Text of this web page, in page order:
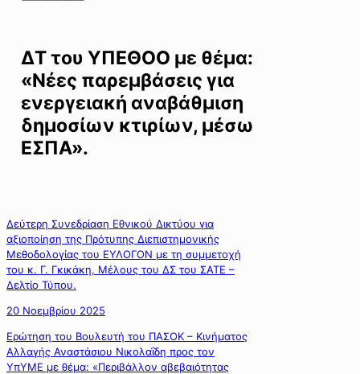
ΔΤ του ΥΠΕΘΟΟ με θέμα:
«Νέες παρεμβάσεις για
ενεργειακή αναβάθμιση
δημοσίων κτιρίων, μέσω
ΕΣΠΑ».
Δεύτερη Συνεδρίαση Εθνικού Δικτύου για
αξιοποίηση της Πρότυπης Διεπιστημονικής
Μεθοδολογίας του ΕΥΛΟΓΟΝ με τη συμμετοχή
του κ. Γ. Γκικάκη, Μέλους του ΔΣ του ΣΑΤΕ –
Δελτίο Τύπου.
20 Νοεμβρίου 2025
Ερώτηση του Βουλευτή του ΠΑΣΟΚ – Κινήματος
Αλλαγής Αναστάσιου Νικολαΐδη προς τον
ΥπΥΜΕ με θέμα: «Περιβάλλον αβεβαιότητας